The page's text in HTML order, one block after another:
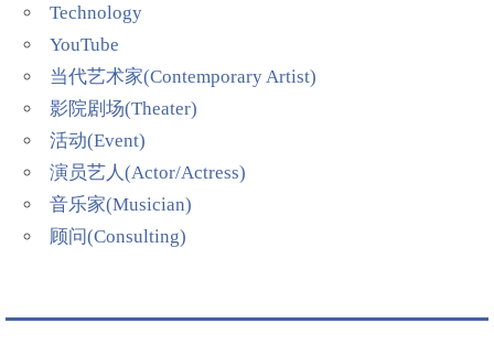
Technology
YouTube
当代艺术家(Contemporary Artist)
影院剧场(Theater)
活动(Event)
演员艺人(Actor/Actress)
音乐家(Musician)
顾问(Consulting)